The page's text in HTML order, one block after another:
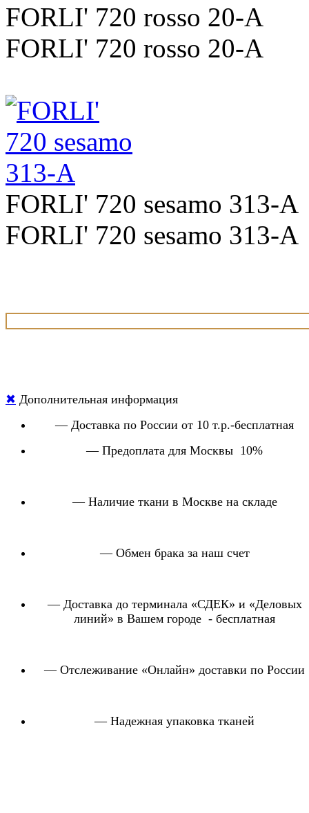
FORLI' 720 rosso 20-A
FORLI' 720 rosso 20-A
FORLI' 720 sesamo 313-A
FORLI' 720 sesamo 313-A
✖ Дополнительная информация
— Доставка по России от 10 т.р.-бесплатная
— Предоплата для Москвы 10%
— Наличие ткани в Москве на складе
— Обмен брака за наш счет
— Доставка до терминала «СДЕК» и «Деловых
линий» в Вашем городе - бесплатная
— Отслеживание «Онлайн» доставки по России
— Надежная упаковка тканей